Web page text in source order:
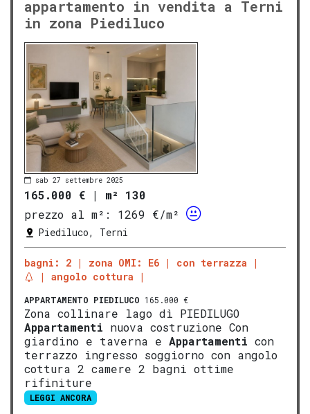
appartamento in vendita a Terni
in zona Piediluco
sab 27 settembre 2025
165.000 € | m² 130
prezzo al m²:
1269 €/m²
Piediluco, Terni
bagni: 2 zona OMI: E6
con terrazza
angolo cottura
APPARTAMENTO PIEDILUCO 165.000 €
Zona collinare lago dì PIEDILUGO
Appartamenti nuova costruzione Con
giardino e taverna e Appartamenti con
terrazzo ingresso soggiorno con angolo
cottura 2 camere 2 bagni ottime
rifiniture
LEGGI ANCORA